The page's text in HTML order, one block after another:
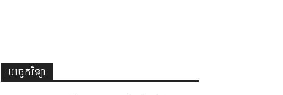
បច្ចេកវិទ្យា